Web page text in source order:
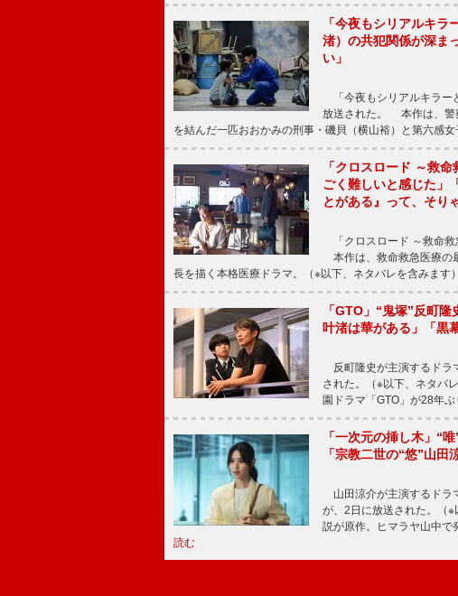
「今夜もシリアルキ
渚）の共犯関係が深ま
い」
「今夜もシリアルキラー
放送された。 本作は、警
を結んだ一匹おおかみの刑事・磯貝（横山裕）と第六感
「クロスロード ～救
ごく難しいと感じた」
とがある』って、そり
「クロスロード ～救命救
本作は、救命救急医療の
長を描く本格医療ドラマ。（※以下、ネタバレを含みま
「GTO」“鬼塚”反町
叶渚は華がある」「黒
反町隆史が主演するドラ
された。（※以下、ネタバ
園ドラマ「GTO」が28年
「一次元の挿し木」“
「宗教二世の“悠”山田
山田涼介が主演するドラ
が、2日に放送された。（
説が原作。ヒマラヤ山中
読む